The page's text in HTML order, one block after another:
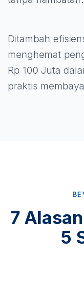
Ditambah
menghemat
Rp 100 Juta
praktis
7
5